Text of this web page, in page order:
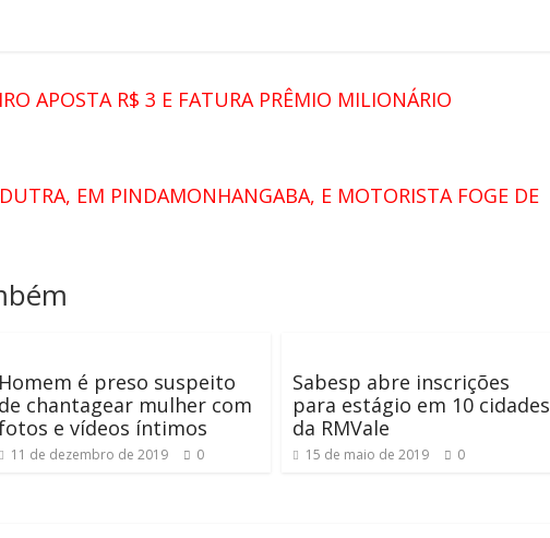
APOSTA R$ 3 E FATURA PRÊMIO MILIONÁRIO
EM PINDAMONHANGABA, E MOTORISTA FOGE DE
Homem é preso suspeito
de chantagear mulher com
e vídeos íntimos
11 de dezembro de 2019 0
Sabesp abre inscrições
para estágio em 10 cidades
da RMVale
15 de maio de 2019 0